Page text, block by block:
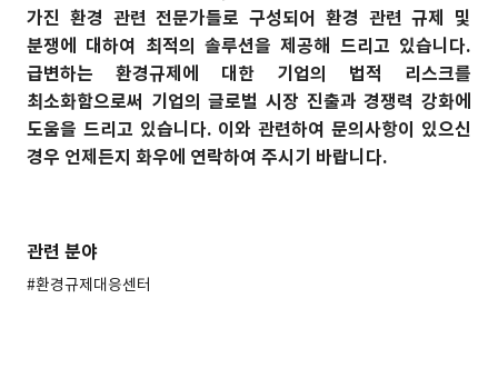
가진 환경 관련 전문가들로 구성되어 환경 관련 규제 및
분쟁에 대하여 최적의 솔루션을 제공해 드리고 있습니다.
급변하는 환경규제에 대한 기업의 법적 리스크를
최소화함으로써 기업의 글로벌 시장 진출과 경쟁력 강화에
도움을 드리고 있습니다. 이와 관련하여 문의사항이 있으신
경우 언제든지 화우에 연락하여 주시기 바랍니다.
관련 분야
#환경규제대응센터